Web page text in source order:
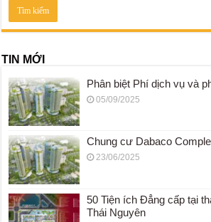
TIN MỚI
Phân biệt Phí dịch vụ và
05/09/2025
Chung cư Dabaco
23/06/2025
50 Tiện ích Đẳng cấp tại
Thái Nguyên